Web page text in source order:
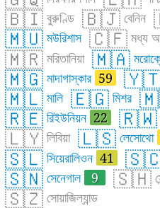
🇧🇮 বুরুণ্ডি 🇧🇯 বেনিন
🇲🇺 মউরিশাস 🇨🇫 মধ্য
🇲🇷 মরিতানিয়া 🇲🇦
🇲🇬 মাদাগাস্কার 59
🇲🇱 মালি 🇪🇬 মিশর
🇷🇪 রিইউনিয়ন 22 🇷🇼
🇱🇾 লিবিয়া 🇱🇸 লেসোথো
🇸🇱 সিয়েরালিওন 41
🇸🇳 সেনেগাল 9 🇸🇭
🇸🇿 সোয়াজিল্যান্ড